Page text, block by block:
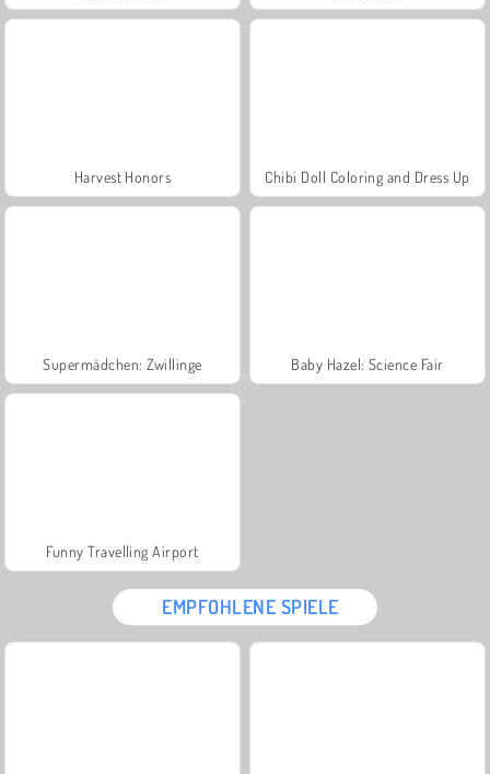
Harvest Honors Chibi Doll Coloring and Dress Up
Supermädchen: Zwillinge Baby Hazel: Science Fair
Funny Travelling Airport
EMPFOHLENE SPIELE